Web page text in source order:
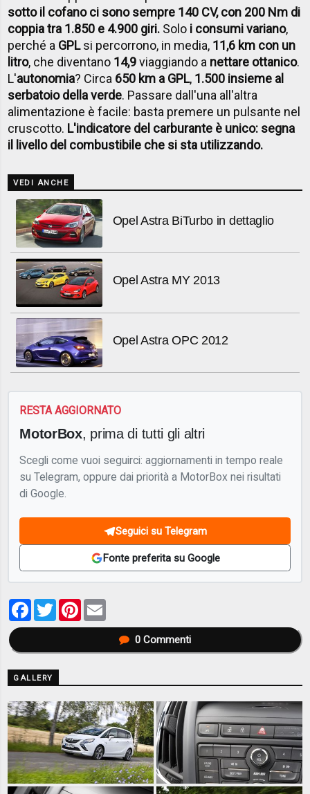
sotto il cofano ci sono sempre 140 CV, con 200 Nm di
coppia tra 1.850 e 4.900 giri. Solo i consumi variano,
perché a GPLsi percorrono, in media, 11,6 km con un
litro, che diventano 14,9viaggiando a nettare ottanico.
L'autonomia? Circa 650 km a GPL, 1.500 insieme al
serbatoio della verde. Passare dall'una all'altra
alimentazione è facile: basta premere un pulsante nel
cruscotto. L'indicatore del carburante è unico: segna
il livello del combustibile che si sta utilizzando.
VEDI ANCHE
Opel Astra BiTurbo in dettaglio
Opel Astra MY 2013
Opel Astra OPC 2012
RESTA AGGIORNATO
MotorBox, prima di tutti gli altri
Scegli come vuoi seguirci: aggiornamenti in tempo reale
su Telegram, oppure dai priorità a MotorBox nei risultati
di Google.
Seguici su Telegram
Fonte preferita su Google
Facebook
TwitterPinterest
0Commenti
GALLERY